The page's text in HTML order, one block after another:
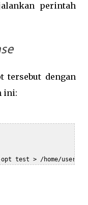
perintah
tersebut dengan
ini:
test > /home/user/